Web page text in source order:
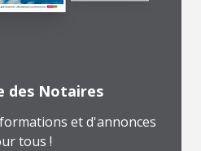
des Notaires
et d'annonces
tous !